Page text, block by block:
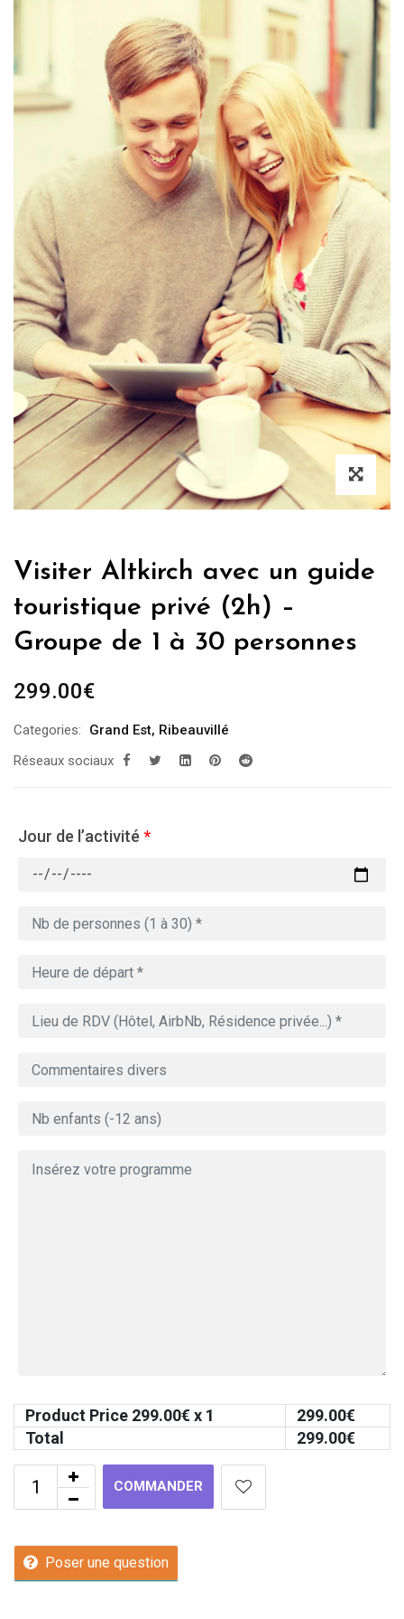
Visiter Altkirch avec un guide
touristique privé (2h) –
Groupe de 1 à 30 personnes
299.00€
Categories: Grand Est, Ribeauvillé
Réseaux sociaux
Jour de l’activité *
Product Price 299.00€ x 1 299.00€
Total
299.00€
COMMANDER
Poser une question